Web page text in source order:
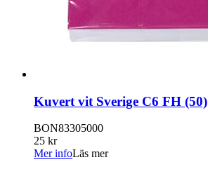
Kuvert vit Sverige C6 FH (50)
BON83305000
25 kr
Mer infoLäs mer